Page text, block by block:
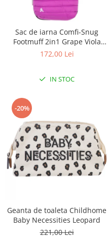
Sac de iarna Comfi-Snug
Footmuff 2in1 Grape Viola
843633
172,00 Lei
IN STOC
-20%
Geanta de toaleta Childhome
Baby Necessities Leopard
221,00 Lei